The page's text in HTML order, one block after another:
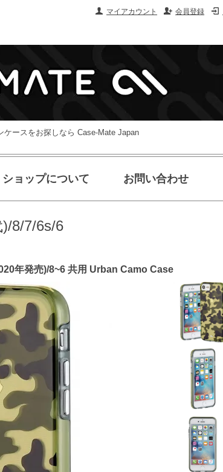
会員登録
マイアカウント
ケースをお探しなら Case-Mate Japan
ショップについて お問い合わせ
8/7/6s/6
年発売)/8~6 共用 Urban Camo Case